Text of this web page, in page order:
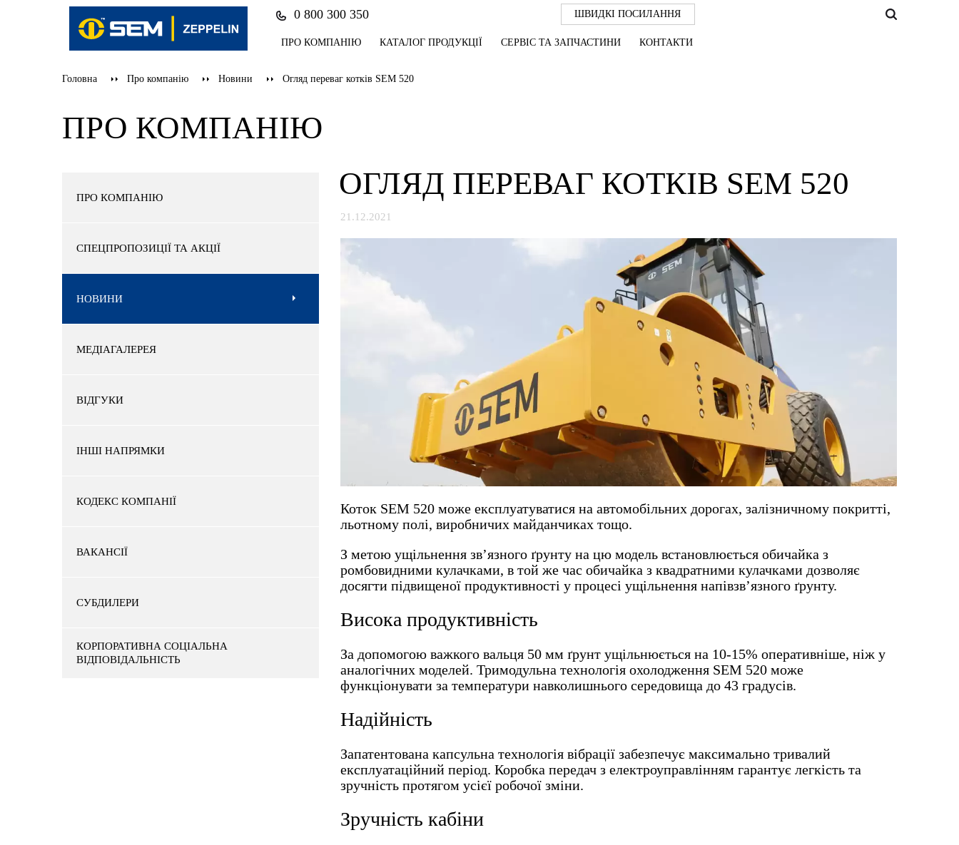
0 800 300 350
ПРО КОМПАНІЮ КАТАЛОГ ПРОДУКЦІЇ СЕРВІС ТА ЗАПЧАСТИНИ КОНТАКТИ
ШВИДКІ ПОСИЛАННЯ
Головна Про компанію Новини Огляд переваг котків SEM 520
ПРО КОМПАНІЮ
ПРО КОМПАНІЮ
СПЕЦПРОПОЗИЦІЇ ТА АКЦІЇ
НОВИНИ
МЕДІАГАЛЕРЕЯ
ВІДГУКИ
ІНШІ НАПРЯМКИ
КОДЕКС КОМПАНІЇ
ВАКАНСІЇ
СУБДИЛЕРИ
КОРПОРАТИВНА СОЦІАЛЬНА
ВІДПОВІДАЛЬНІСТЬ
ОГЛЯД ПЕРЕВАГ КОТКІВ SEM 520
21.12.2021
Коток SEM 520 може експлуатуватися на автомобільних дорогах, залізничному покритті,
льотному полі, виробничих майданчиках тощо.
З метою ущільнення зв’язного ґрунту на цю модель встановлюється обичайка з
ромбовидними кулачками, в той же час обичайка з квадратними кулачками дозволяє
досягти підвищеної продуктивності у процесі ущільнення напівзв’язного ґрунту.
Висока продуктивність
За допомогою важкого вальця 50 мм ґрунт ущільнюється на 10-15% оперативніше, ніж у
аналогічних моделей. Тримодульна технологія охолодження SEM 520 може
функціонувати за температури навколишнього середовища до 43 градусів.
Надійність
Запатентована капсульна технологія вібрації забезпечує максимально тривалий
експлуатаційний період. Коробка передач з електроуправлінням гарантує легкість та
зручність протягом усієї робочої зміни.
Зручність кабіни